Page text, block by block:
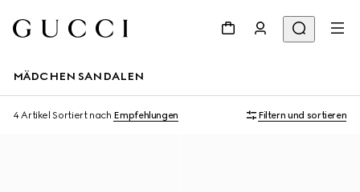
MÄDCHEN SANDALEN
4 Artikel Sortiert nach Empfehlungen Filtern und sortieren